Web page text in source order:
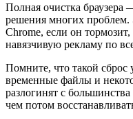
Полная очистка
решения многих проблем.
Chrome, если он
навязчивую рекламу по
Помните, что такой сброс
временные файлы и
разлогинят с
чем потом